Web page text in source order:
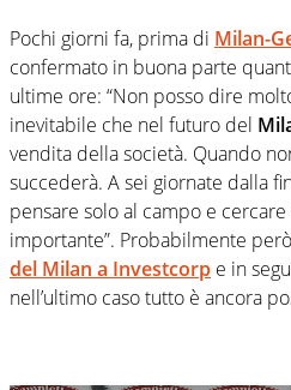
Pochi giorni fa, prima di Milan-
confermato in buona parte
ultime ore: “Non posso dire
inevitabile che nel futuro del
vendita della società. Quando
succederà. A sei giornate dalla
pensare solo al campo e
importante”. Probabilmente
del Milan a Investcorp e in
nell’ultimo caso tutto è ancora